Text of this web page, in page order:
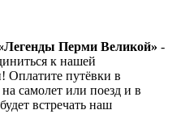
Перми Великой» -
к нашей
Оплатите путёвки в
самолет или поезд и в
встречать наш